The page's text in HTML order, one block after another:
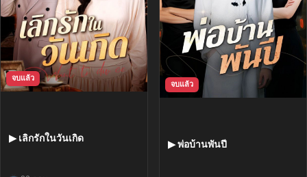
จบแล้ว
▶ เลิกรักในวันเกิด
จบแล้ว
▶ พ่อบ้านพันปี